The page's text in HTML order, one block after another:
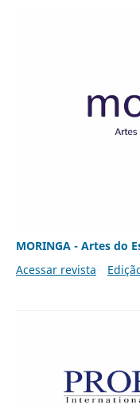
MORINGA - Artes do
Acessar revista